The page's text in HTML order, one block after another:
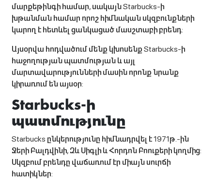
մարքեթինգի համար, սակայն Starbucks-ի
խթանման համար որոշ հիմնական սկզբունքների
կարող է հետևել ցանկացած մասշտաբի բրենդ:
Այսօրվա հոդվածում մենք կխոսենք Starbucks-ի
հաջողության պատմության և այլ
մարտավարությունների մասին որոնք նրանք
կիրառում են այսօր:
Starbucks-ի
պատմությունը
Starbucks ընկերությունը հիմնադրվել է 1971թ.-ին
Ջերի Բալդվինի, Զև Սիգլի և Հորդոն Բոուքերի կողմից:
Սկզբում բրենդը վաճառում էր միայն սուրճի
հատիկներ: